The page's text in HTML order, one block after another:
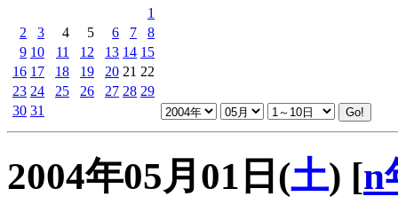
1
2
3 4 5 6 7
8
9 10 11 12 13 14 15
16 17 18 19 20 21 22
23 24 25 26 27 28 29
30 31
2004年05月01日(土) [n